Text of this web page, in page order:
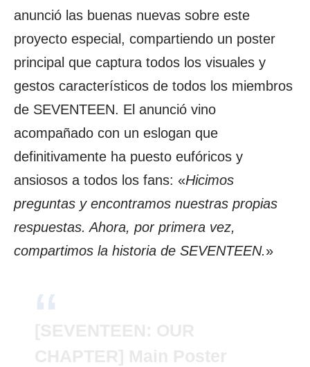
anunció las buenas nuevas sobre este
proyecto especial, compartiendo un poster
principal que captura todos los visuales y
gestos característicos de todos los miembros
de SEVENTEEN. El anunció vino
acompañado con un eslogan que
definitivamente ha puesto eufóricos y
ansiosos a todos los fans: «Hicimos
preguntas y encontramos nuestras propias
respuestas. Ahora, por primera vez,
compartimos la historia de SEVENTEEN.»